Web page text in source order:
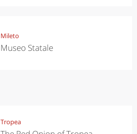
Mileto
Museo Statale
Tropea